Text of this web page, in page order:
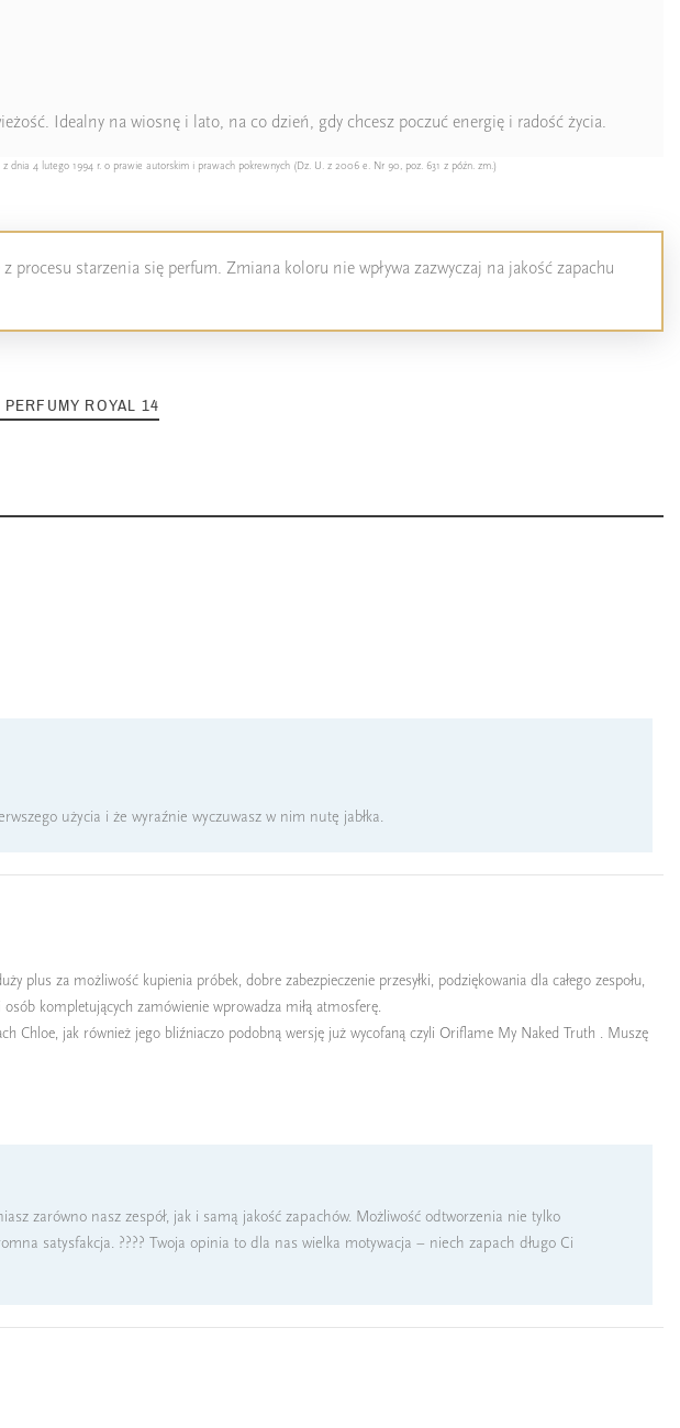
Idealny na wiosnę i lato, na co dzień, gdy chcesz poczuć energię i radość życia.
4 lutego 1994 r. o prawie autorskim i prawach pokrewnych (Dz. U. z 2006 e. Nr 90, poz. 631 z późn. zm.)
starzenia się perfum. Zmiana koloru nie wpływa zazwyczaj na jakość zapachu
ROYAL 14
użycia i że wyraźnie wyczuwasz w nim nutę jabłka.
plus za możliwość kupienia próbek, dobre zabezpieczenie przesyłki, podziękowania dla całego zespołu,
kompletujących zamówienie wprowadza miłą atmosferę.
Chloe, jak również jego bliźniaczo podobną wersję już wycofaną czyli Oriflame My Naked Truth . Muszę
zarówno nasz zespół, jak i samą jakość zapachów. Możliwość odtworzenia nie tylko
satysfakcja. ???? Twoja opinia to dla nas wielka motywacja – niech zapach długo Ci